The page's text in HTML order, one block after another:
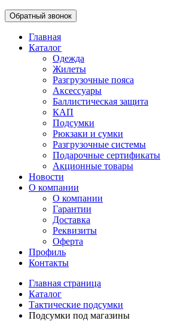
Обратный звонок
Главная
Каталог
Одежда
Жилеты
Разгрузочные пояса
Аксессуары
Баллистическая защита
КАП
Подсумки
Рюкзаки и сумки
Разгрузочные системы
Подарочные сертификаты
Акционные товары
Новости
О компании
О компании
Гарантии
Доставка
Реквизиты
Оферта
Профиль
Контакты
Главная страница
Каталог
Тактические подсумки
Подсумки под магазины